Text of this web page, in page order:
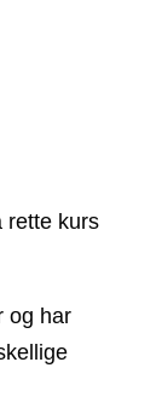
rette kurs
og har